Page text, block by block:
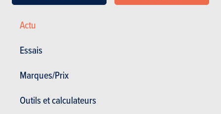
Actu
Essais
Marques/Prix
Outils et calculateurs